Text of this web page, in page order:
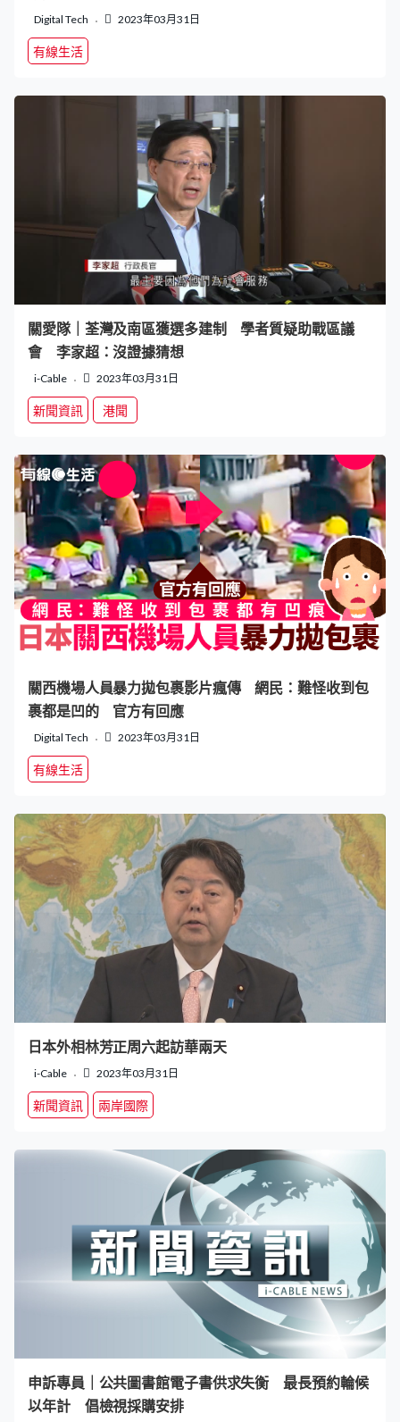
Digital Tech 2023年03月31日
有線生活
關愛隊｜荃灣及南區獲選多建制 學者質疑助戰區議
會 李家超：沒證據猜想
i-Cable 2023年03月31日
新聞資訊 港聞
關西機場人員暴力拋包裹影片瘋傳 網民：難怪收到包
裹都是凹的 官方有回應
Digital Tech 2023年03月31日
有線生活
日本外相林芳正周六起訪華兩天
i-Cable 2023年03月31日
新聞資訊 兩岸國際
申訴專員｜公共圖書館電子書供求失衡 最長預約輪候
以年計 倡檢視採購安排